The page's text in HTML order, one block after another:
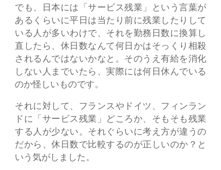
でも、日本には「サービス残業」という言葉が
あるくらいに平日は当たり前に残業したりして
いる人が多いわけで、それを勤務日数に換算し
直したら、休日数なんて何日かはそっくり相殺
されるんではないかなと。そのうえ有給を消化
しない人までいたら、実際には何日休んでいる
のか怪しいものです。
それに対して、フランスやドイツ、フィンラン
ドに「サービス残業」どころか、そもそも残業
する人が少ない。それぐらいに考え方が違うの
だから、休日数で比較するのが正しいのか？と
いう気がしました。